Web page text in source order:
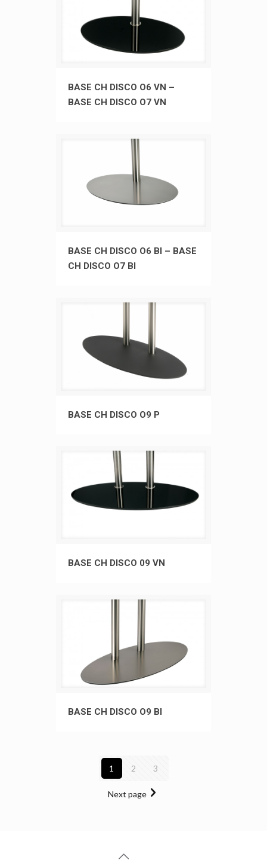
BASE CH DISCO O6 VN – BASE CH
BASE CH DISCO O6 VN –
BASE CH DISCO O7 VN
BASE CH DISCO O6 BI – BASE CH
BASE CH DISCO O6 BI – BASE
CH DISCO O7 BI
BASE CH DISCO O9 P
BASE CH DISCO O9 P
BASE CH DISCO 09 VN
BASE CH DISCO 09 VN
BASE CH DISCO O9 BI
BASE CH DISCO O9 BI
1 2 3
Next page